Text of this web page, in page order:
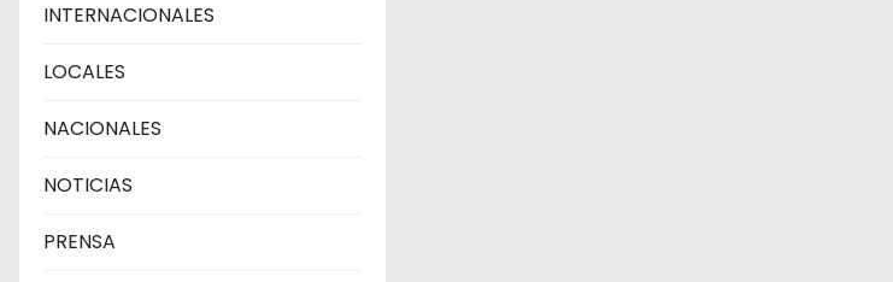
INTERNACIONALES
LOCALES
NACIONALES
NOTICIAS
PRENSA